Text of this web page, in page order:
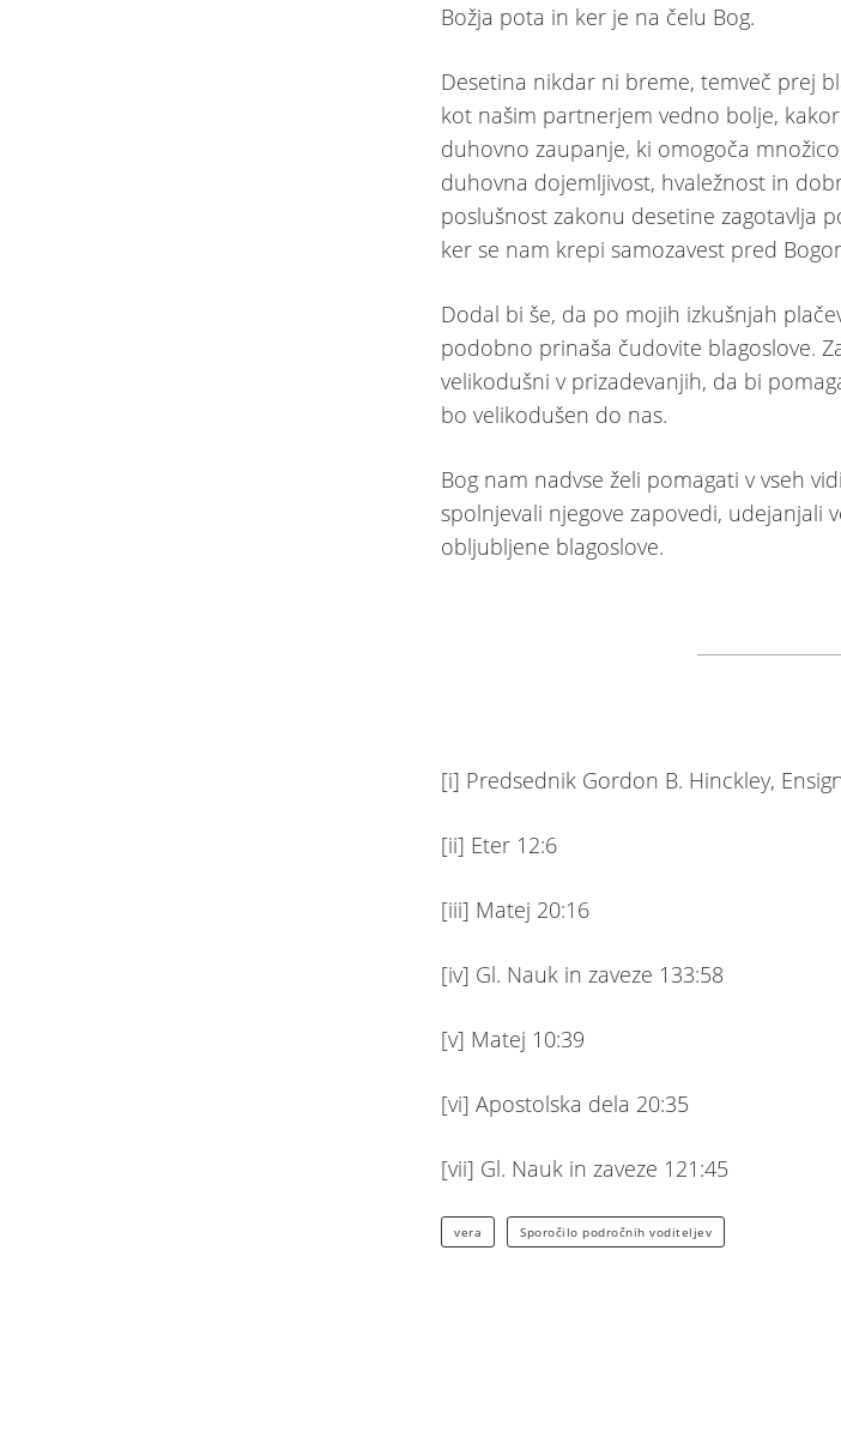
Božja pota in ker je na čelu Bog.
Desetina nikdar ni breme, temveč prej
kot našim partnerjem vedno bolje,
duhovno zaupanje, ki omogoča
duhovna dojemljivost, hvaležnost in
poslušnost zakonu desetine zagotavlja
ker se nam krepi samozavest pred
Dodal bi še, da po mojih izkušnjah
podobno prinaša čudovite blagoslove.
velikodušni v prizadevanjih, da bi
bo velikodušen do nas.
Bog nam nadvse želi pomagati v vseh
spolnjevali njegove zapovedi, udejanjali
obljubljene blagoslove.
[i] Predsednik Gordon B. Hinckley,
[ii] Eter 12:6
[iii] Matej 20:16
[iv] Gl. Nauk in zaveze 133:58
[v] Matej 10:39
[vi] Apostolska dela 20:35
[vii] Gl. Nauk in zaveze 121:45
vera Sporočilo področnih voditeljev